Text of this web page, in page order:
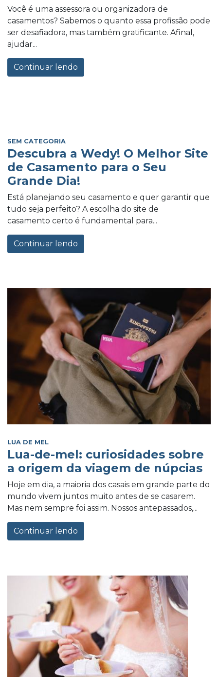
Você é uma assessora ou organizadora de
casamentos? Sabemos o quanto essa profissão pode
ser desafiadora, mas também gratificante. Afinal,
ajudar...
Continuar lendo
SEM CATEGORIA
Descubra a Wedy! O Melhor Site
de Casamento para o Seu
Grande Dia!
Está planejando seu casamento e quer garantir que
tudo seja perfeito? A escolha do site de
casamento certo é fundamental para...
Continuar lendo
LUA DE MEL
Lua-de-mel: curiosidades sobre
a origem da viagem de núpcias
Hoje em dia, a maioria dos casais em grande parte do
mundo vivem juntos muito antes de se casarem.
Mas nem sempre foi assim. Nossos antepassados,...
Continuar lendo